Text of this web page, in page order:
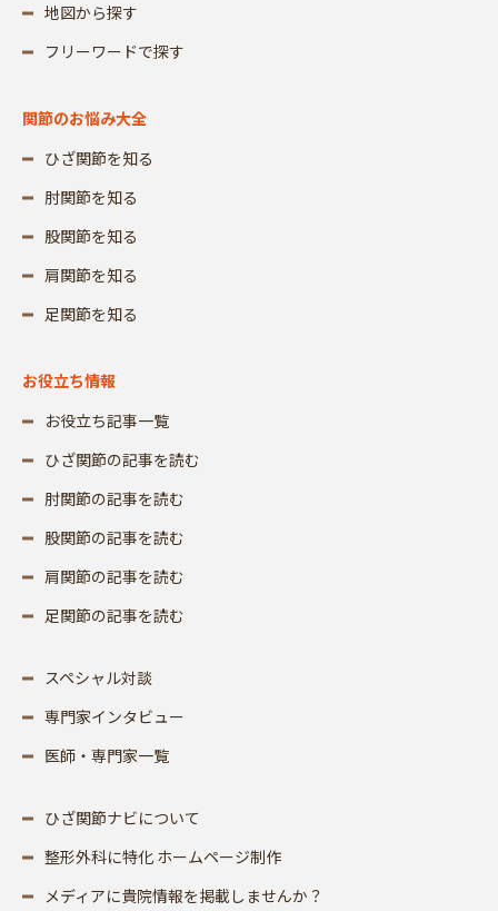
地図から探す
フリーワードで探す
関節のお悩み大全
ひざ関節を知る
肘関節を知る
股関節を知る
肩関節を知る
足関節を知る
お役立ち情報
お役立ち記事一覧
ひざ関節の記事を読む
肘関節の記事を読む
股関節の記事を読む
肩関節の記事を読む
足関節の記事を読む
スペシャル対談
専門家インタビュー
医師・専門家一覧
ひざ関節ナビについて
整形外科に特化 ホームページ制作
メディアに貴院情報を掲載しませんか？